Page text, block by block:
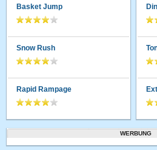
Basket Jump
Snow Rush
Rapid Rampage
WERBUNG